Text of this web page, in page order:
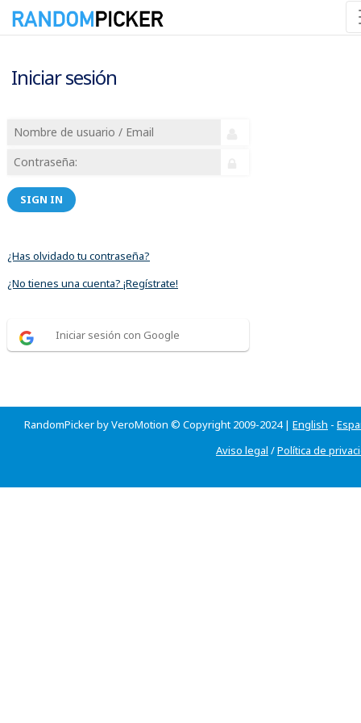
Iniciar sesión
SIGN IN
¿Has olvidado tu contraseña?
¿No tienes una cuenta? ¡Regístrate!
Iniciar sesión con Google
RandomPicker by VeroMotion © Copyright 2009-2024 | English -
Aviso legal /Política de